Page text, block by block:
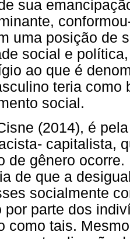
sua
uma posição de
social e
ao que é
teria como
social.
(2014), é
capitalista,
de gênero
de que a
socialmente
por parte dos
como tais.